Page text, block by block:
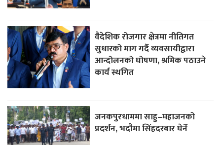
वैदेशिक रोजगार क्षेत्रमा नीतिगत
सुधारको माग गर्दै व्यवसायीद्वारा
आन्दोलनको घोषणा, श्रमिक पठाउने
कार्य स्थगित
जनकपुरधाममा साहु–महाजनको
प्रदर्शन, भदौमा सिंहदरबार घेर्ने